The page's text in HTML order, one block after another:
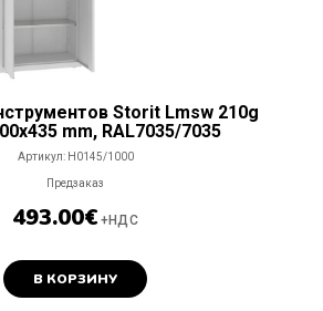
Storit Lmsw 210g
mm, RAL7035/7035
Артикул: H0145/1000
Предзаказ
493.00€ +НДС
В КОРЗИНУ